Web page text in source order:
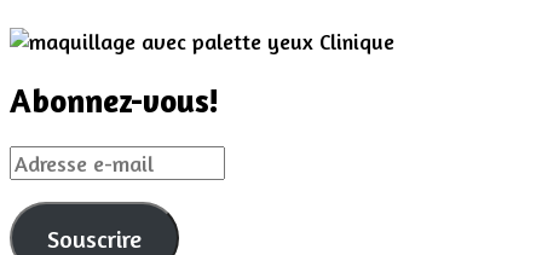
Abonnez-vous!
Adresse
e-
mail
Souscrire